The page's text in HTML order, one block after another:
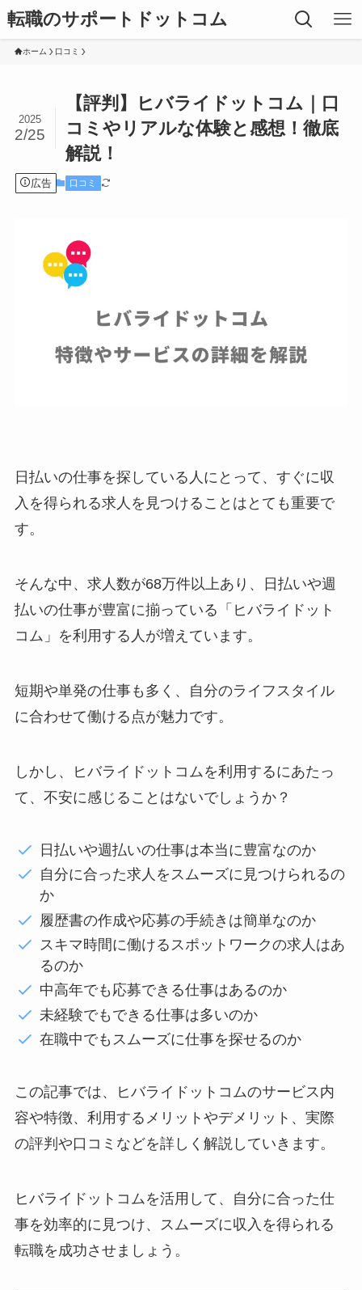
転職のサポートドットコム
ホーム 口コミ
【評判】ヒバライドットコム｜口
コミやリアルな体験と感想！徹底
解説！
2025
2/25
広告 口コミ
日払いの仕事を探している人にとって、すぐに収
入を得られる求人を見つけることはとても重要で
す。
そんな中、求人数が68万件以上あり、日払いや週
払いの仕事が豊富に揃っている「ヒバライドット
コム」を利用する人が増えています。
短期や単発の仕事も多く、自分のライフスタイル
に合わせて働ける点が魅力です。
しかし、ヒバライドットコムを利用するにあたっ
て、不安に感じることはないでしょうか？
日払いや週払いの仕事は本当に豊富なのか
自分に合った求人をスムーズに見つけられるの
か
履歴書の作成や応募の手続きは簡単なのか
スキマ時間に働けるスポットワークの求人はあ
るのか
中高年でも応募できる仕事はあるのか
未経験でもできる仕事は多いのか
在職中でもスムーズに仕事を探せるのか
この記事では、ヒバライドットコムのサービス内
容や特徴、利用するメリットやデメリット、実際
の評判や口コミなどを詳しく解説していきます。
ヒバライドットコムを活用して、自分に合った仕
事を効率的に見つけ、スムーズに収入を得られる
転職を成功させましょう。